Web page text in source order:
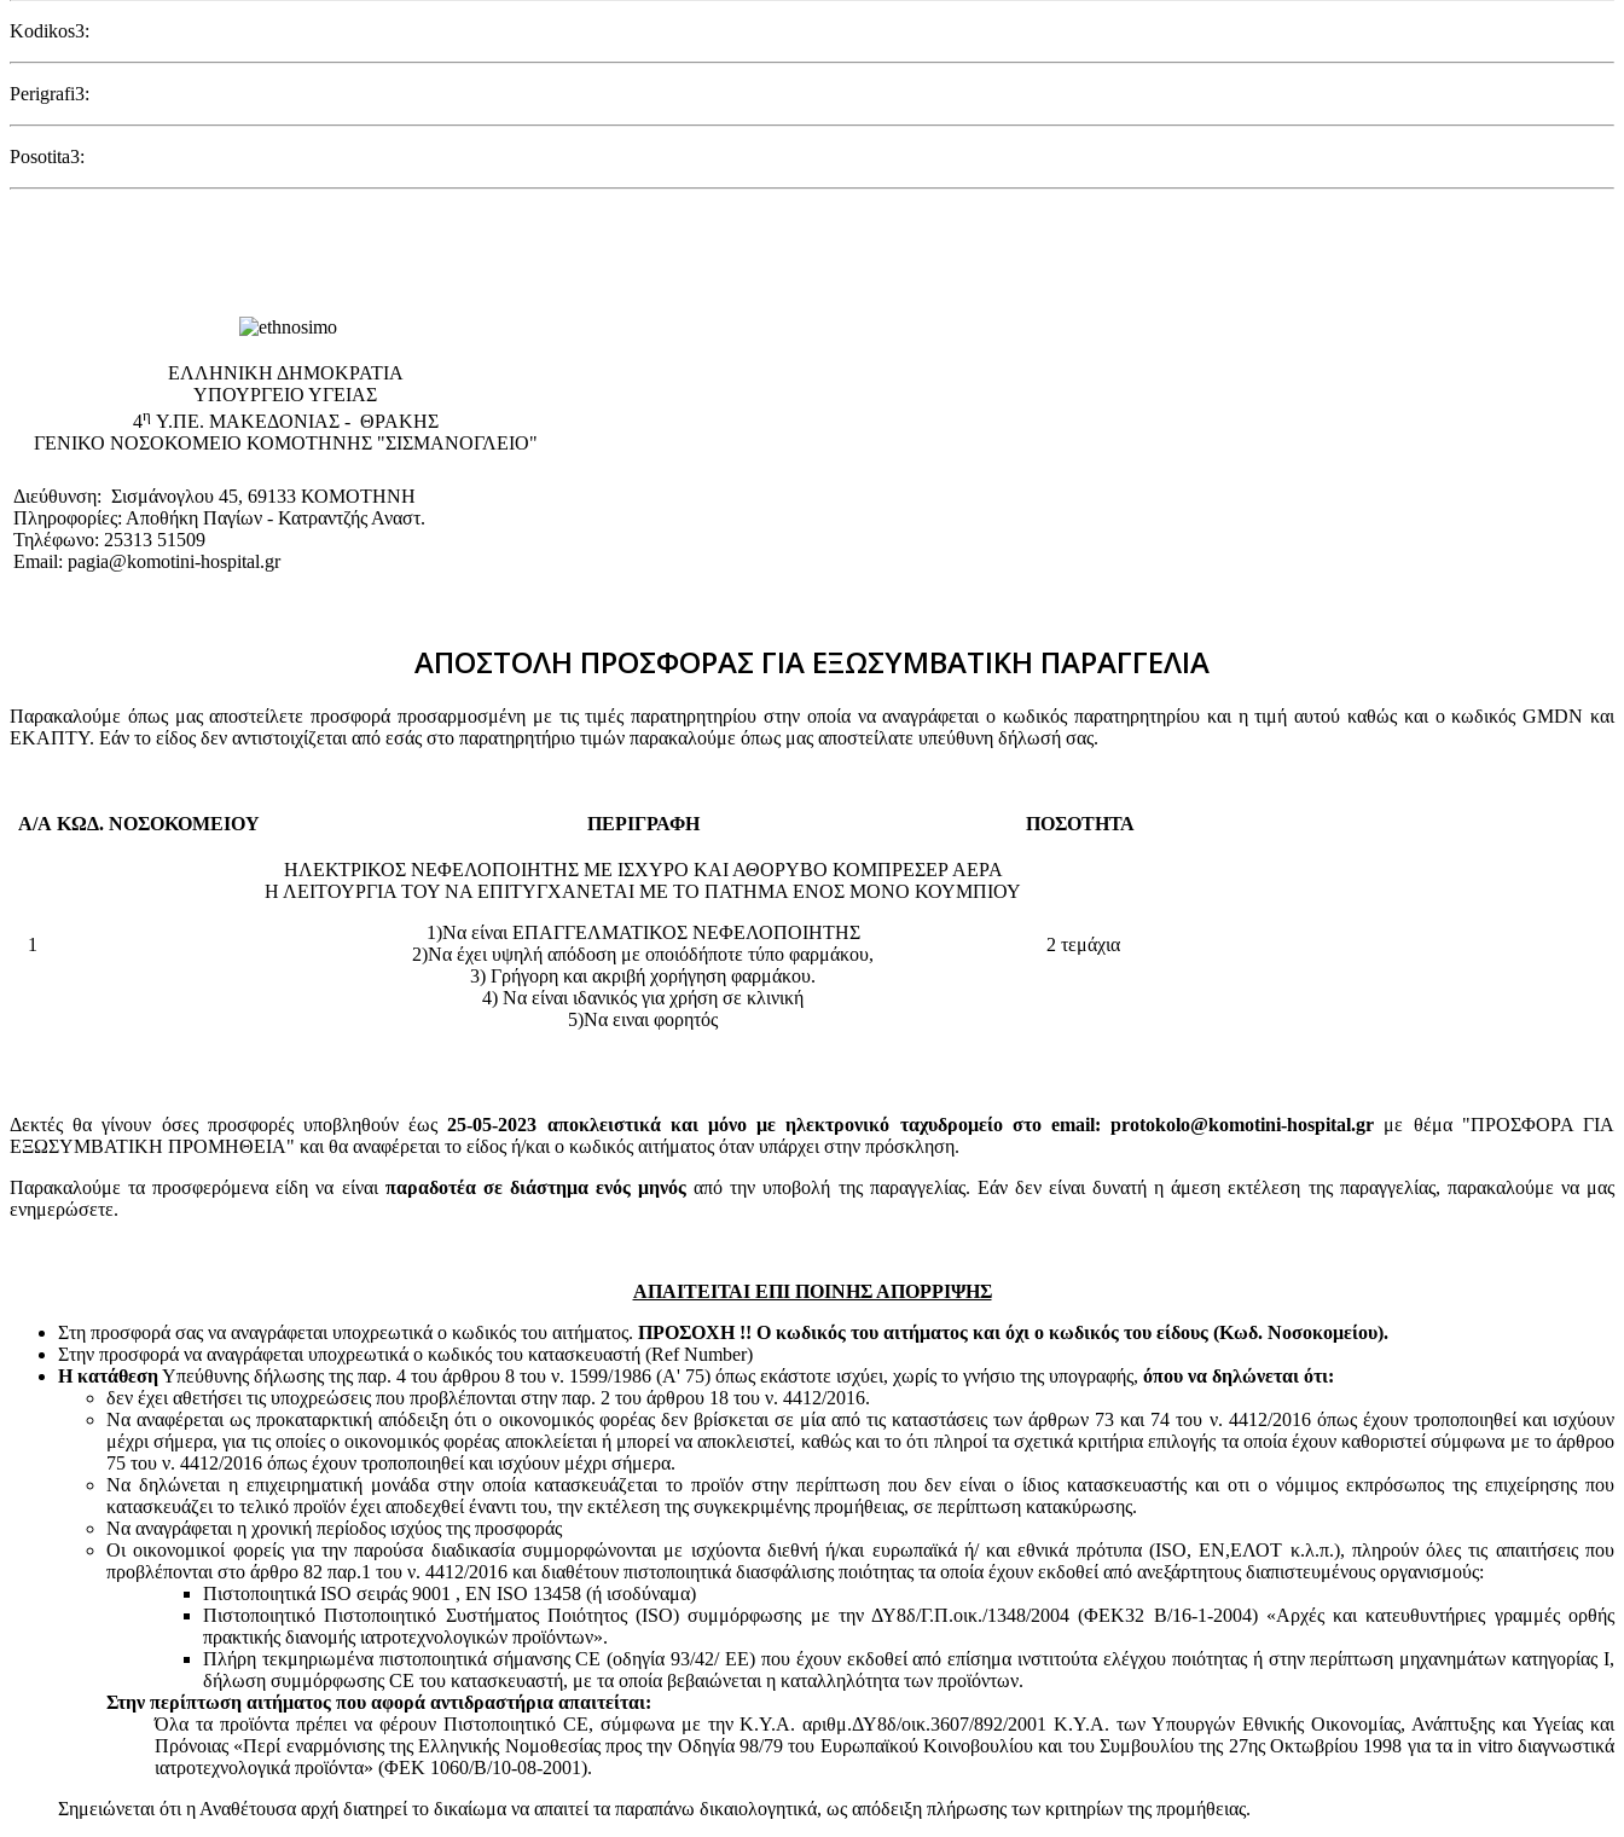
Kodikos3:
Perigrafi3:
Posotita3:
EΛΛΗΝΙΚΗ ΔΗΜΟΚΡΑΤΙΑ
ΥΠΟΥΡΓΕΙΟ ΥΓΕΙΑΣ
4η Υ.ΠΕ. ΜΑΚΕΔΟΝΙΑΣ - ΘΡΑΚΗΣ
ΓΕΝΙΚΟ NΟΣΟΚΟΜΕΙΟ ΚΟΜΟΤΗΝΗΣ "ΣΙΣΜΑΝΟΓΛΕΙΟ"
Διεύθυνση: Σισμάνογλου 45, 69133 ΚΟΜΟΤΗΝΗ
Πληροφορίες: Αποθήκη Παγίων - Κατραντζής Αναστ.
Τηλέφωνο: 25313 51509
Email: pagia@komotini-hospital.gr
ΑΠΟΣΤΟΛΗ ΠΡΟΣΦΟΡΑΣ ΓΙΑ ΕΞΩΣΥΜΒΑΤΙΚΗ ΠΑΡΑΓΓΕΛΙΑ
Παρακαλούμε όπως μας αποστείλετε προσφορά προσαρμοσμένη με τις τιμές παρατηρητηρίου στην οποία να αναγράφεται ο κωδικός παρατηρητηρίου και η τιμή αυτού καθώς και ο κωδικός GMDN και
ΕΚΑΠΤΥ. Εάν το είδος δεν αντιστοιχίζεται από εσάς στο παρατηρητήριο τιμών παρακαλούμε όπως μας αποστείλατε υπεύθυνη δήλωσή σας.
Α/Α ΚΩΔ. ΝΟΣΟΚΟΜΕΙΟΥ ΠΕΡΙΓΡΑΦΗ ΠΟΣΟΤΗΤΑ
1
ΗΛΕΚΤΡΙΚΟΣ ΝΕΦΕΛΟΠΟΙΗΤΗΣ ΜΕ ΙΣΧΥΡΟ ΚΑΙ ΑΘΟΡΥΒΟ ΚΟΜΠΡΕΣΕΡ ΑΕΡΑ
Η ΛΕΙΤΟΥΡΓΙΑ ΤΟΥ ΝΑ ΕΠΙΤΥΓΧΑΝΕΤΑΙ ΜΕ ΤΟ ΠΑΤΗΜΑ ΕΝΟΣ ΜΟΝΟ ΚΟΥΜΠΙΟΥ
1)Να είναι ΕΠΑΓΓΕΛΜΑΤΙΚΟΣ ΝΕΦΕΛΟΠΟΙΗΤΗΣ
2)Να έχει υψηλή απόδοση με οποιόδήποτε τύπο φαρμάκου,
3) Γρήγορη και ακριβή χορήγηση φαρμάκου.
4) Να είναι ιδανικός για χρήση σε κλινική
5)Να ειναι φορητός
2 τεμάχια
Δεκτές θα γίνουν όσες προσφορές υποβληθούν έως25-05-2023 αποκλειστικά και μόνο με ηλεκτρονικό ταχυδρομείο στο email: protokolo@komotini-hospital.gr με θέμα "ΠΡΟΣΦΟΡΑ ΓΙΑ
ΕΞΩΣΥΜΒΑΤΙΚΗ ΠΡΟΜΗΘΕΙΑ" και θα αναφέρεται το είδος ή/και ο κωδικός αιτήματος όταν υπάρχει στην πρόσκληση.
Παρακαλούμε τα προσφερόμενα είδη να είναι παραδοτέα σε διάστημα ενός μηνός από την υποβολή της παραγγελίας. Εάν δεν είναι δυνατή η άμεση εκτέλεση της παραγγελίας, παρακαλούμε να μας
ενημερώσετε.
ΑΠΑΙΤΕΙΤΑΙ ΕΠΙ ΠΟΙΝΗΣ ΑΠΟΡΡΙΨΗΣ
Στη προσφορά σας να αναγράφεται υποχρεωτικά ο κωδικός του αιτήματος. ΠΡΟΣΟΧΗ !! Ο κωδικός του αιτήματος και όχι ο κωδικός του είδους (Κωδ. Νοσοκομείου).
Στην προσφορά να αναγράφεται υποχρεωτικά ο κωδικός του κατασκευαστή (Ref Number)
Η κατάθεσηΥπεύθυνης δήλωσης της παρ. 4 του άρθρου 8 του ν. 1599/1986 (Α' 75) όπως εκάστοτε ισχύει, χωρίς το γνήσιο της υπογραφής, όπου να δηλώνεται ότι:
δεν έχει αθετήσει τις υποχρεώσεις που προβλέπονται στην παρ. 2 του άρθρου 18 του ν. 4412/2016.
Να αναφέρεται ως προκαταρκτική απόδειξη ότι ο οικονομικός φορέας δεν βρίσκεται σε μία από τις καταστάσεις των άρθρων 73 και 74 του ν. 4412/2016 όπως έχουν τροποποιηθεί και ισχύουν
μέχρι σήμερα, για τις οποίες ο οικονομικός φορέας αποκλείεται ή μπορεί να αποκλειστεί, καθώς και το ότι πληροί τα σχετικά κριτήρια επιλογής τα οποία έχουν καθοριστεί σύμφωνα με τo άρθροo
75 του ν. 4412/2016 όπως έχουν τροποποιηθεί και ισχύουν μέχρι σήμερα.
Να δηλώνεται η επιχειρηματική μονάδα στην οποία κατασκευάζεται το προϊόν στην περίπτωση που δεν είναι ο ίδιος κατασκευαστής και oτι ο νόμιμος εκπρόσωπος της επιχείρησης που
κατασκευάζει το τελικό προϊόν έχει αποδεχθεί έναντι του, την εκτέλεση της συγκεκριμένης προμήθειας, σε περίπτωση κατακύρωσης.
Να αναγράφεται η χρονική περίοδος ισχύος της προσφοράς
Οι οικονομικοί φορείς για την παρούσα διαδικασία συμμορφώνονται με ισχύοντα διεθνή ή/και ευρωπαϊκά ή/ και εθνικά πρότυπα (ISO, ΕΝ,ΕΛΟΤ κ.λ.π.), πληρούν όλες τις απαιτήσεις που
προβλέπονται στο άρθρο 82 παρ.1 του ν. 4412/2016 και διαθέτουν πιστοποιητικά διασφάλισης ποιότητας τα οποία έχουν εκδοθεί από ανεξάρτητους διαπιστευμένους οργανισμούς:
Πιστοποιητικά ISO σειράς 9001 , ΕΝ ISO 13458 (ή ισοδύναμα)
Πιστοποιητικό Πιστοποιητικό Συστήματος Ποιότητος (ISO) συμμόρφωσης με την ΔΥ8δ/Γ.Π.οικ./1348/2004 (ΦΕΚ32 Β/16-1-2004) «Αρχές και κατευθυντήριες γραμμές ορθής
πρακτικής διανομής ιατροτεχνολογικών προϊόντων».
Πλήρη τεκμηριωμένα πιστοποιητικά σήμανσης CE (οδηγία 93/42/ ΕΕ) που έχουν εκδοθεί από επίσημα ινστιτούτα ελέγχου ποιότητας ή στην περίπτωση μηχανημάτων κατηγορίας Ι,
δήλωση συμμόρφωσης CE του κατασκευαστή, με τα οποία βεβαιώνεται η καταλληλότητα των προϊόντων.
Στην περίπτωση αιτήματος που αφορά αντιδραστήρια απαιτείται:
Όλα τα προϊόντα πρέπει να φέρουν Πιστοποιητικό CE, σύμφωνα με την Κ.Υ.Α. αριθμ.ΔΥ8δ/οικ.3607/892/2001 Κ.Υ.Α. των Υπουργών Εθνικής Οικονομίας, Ανάπτυξης και Υγείας και
Πρόνοιας «Περί εναρμόνισης της Ελληνικής Νομοθεσίας προς την Οδηγία 98/79 του Ευρωπαϊκού Κοινοβουλίου και του Συμβουλίου της 27ης Οκτωβρίου 1998 για τα in vitro διαγνωστικά
ιατροτεχνολογικά προϊόντα» (ΦΕΚ 1060/Β/10-08-2001).
Σημειώνεται ότι η Αναθέτουσα αρχή διατηρεί το δικαίωμα να απαιτεί τα παραπάνω δικαιολογητικά, ως απόδειξη πλήρωσης των κριτηρίων της προμήθειας.